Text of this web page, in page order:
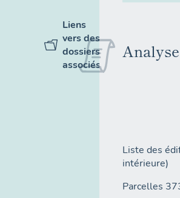
Liens
vers des
dossiers
associés
Liste des
intérieure)
Parcelles